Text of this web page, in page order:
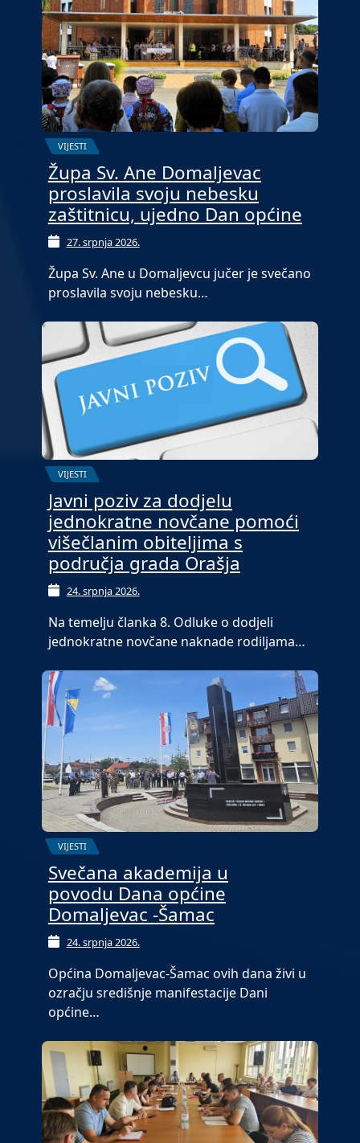
VIJESTI
Župa Sv. Ane Domaljevac
proslavila svoju nebesku
zaštitnicu, ujedno Dan općine
27. srpnja 2026.
Župa Sv. Ane u Domaljevcu jučer je svečano
proslavila svoju nebesku…
VIJESTI
Javni poziv za dodjelu
jednokratne novčane pomoći
višečlanim obiteljima s
područja grada Orašja
24. srpnja 2026.
Na temelju članka 8. Odluke o dodjeli
jednokratne novčane naknade rodiljama…
VIJESTI
Svečana akademija u
povodu Dana općine
Domaljevac -Šamac
24. srpnja 2026.
Općina Domaljevac-Šamac ovih dana živi u
ozračju središnje manifestacije Dani
općine…